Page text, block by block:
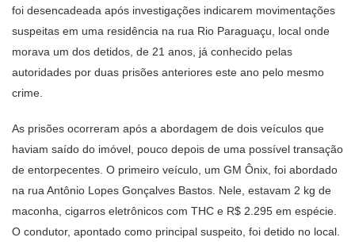
foi desencadeada após investigações indicarem movimentações
suspeitas em uma residência na rua Rio Paraguaçu, local onde
morava um dos detidos, de 21 anos, já conhecido pelas
autoridades por duas prisões anteriores este ano pelo mesmo
crime.
As prisões ocorreram após a abordagem de dois veículos que
haviam saído do imóvel, pouco depois de uma possível transação
de entorpecentes. O primeiro veículo, um GM Ônix, foi abordado
na rua Antônio Lopes Gonçalves Bastos. Nele, estavam 2 kg de
maconha, cigarros eletrônicos com THC e R$ 2.295 em espécie.
O condutor, apontado como principal suspeito, foi detido no local.